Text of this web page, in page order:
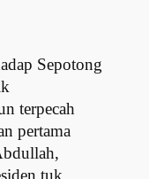
Sepotong
terpecah
pertama
tuk